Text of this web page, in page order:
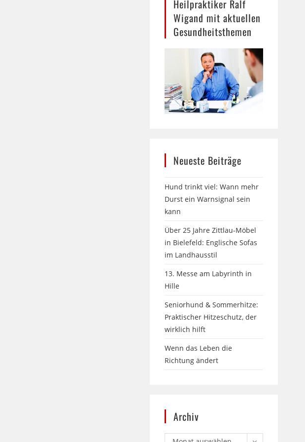
Heilpraktiker Ralf
Wigand mit aktuellen
Gesundheitsthemen
Neueste Beiträge
Hund trinkt viel: Wann mehr
Durst ein Warnsignal sein
kann
Über 25 Jahre Zittlau-Möbel
in Bielefeld: Englische Sofas
im Landhausstil
13. Messe am Labyrinth in
Hille
Seniorhund & Sommerhitze:
Praktischer Hitzeschutz, der
wirklich hilft
Wenn das Leben die
Richtung ändert
Archiv